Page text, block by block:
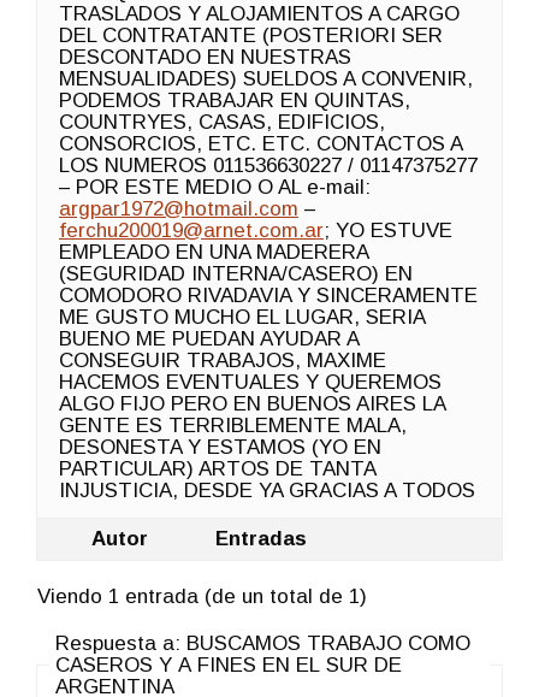
TRASLADOS Y ALOJAMIENTOS A CARGO
DEL CONTRATANTE (POSTERIORI SER
DESCONTADO EN NUESTRAS
MENSUALIDADES) SUELDOS A CONVENIR,
PODEMOS TRABAJAR EN QUINTAS,
COUNTRYES, CASAS, EDIFICIOS,
CONSORCIOS, ETC. ETC. CONTACTOS A
LOS NUMEROS 011536630227 / 01147375277
– POR ESTE MEDIO O AL e-mail:
argpar1972@hotmail.com –
ferchu200019@arnet.com.ar; YO ESTUVE
EMPLEADO EN UNA MADERERA
(SEGURIDAD INTERNA/CASERO) EN
COMODORO RIVADAVIA Y SINCERAMENTE
ME GUSTO MUCHO EL LUGAR, SERIA
BUENO ME PUEDAN AYUDAR A
CONSEGUIR TRABAJOS, MAXIME
HACEMOS EVENTUALES Y QUEREMOS
ALGO FIJO PERO EN BUENOS AIRES LA
GENTE ES TERRIBLEMENTE MALA,
DESONESTA Y ESTAMOS (YO EN
PARTICULAR) ARTOS DE TANTA
INJUSTICIA, DESDE YA GRACIAS A TODOS
Autor Entradas
Viendo 1 entrada (de un total de 1)
Respuesta a: BUSCAMOS TRABAJO COMO
CASEROS Y A FINES EN EL SUR DE
ARGENTINA